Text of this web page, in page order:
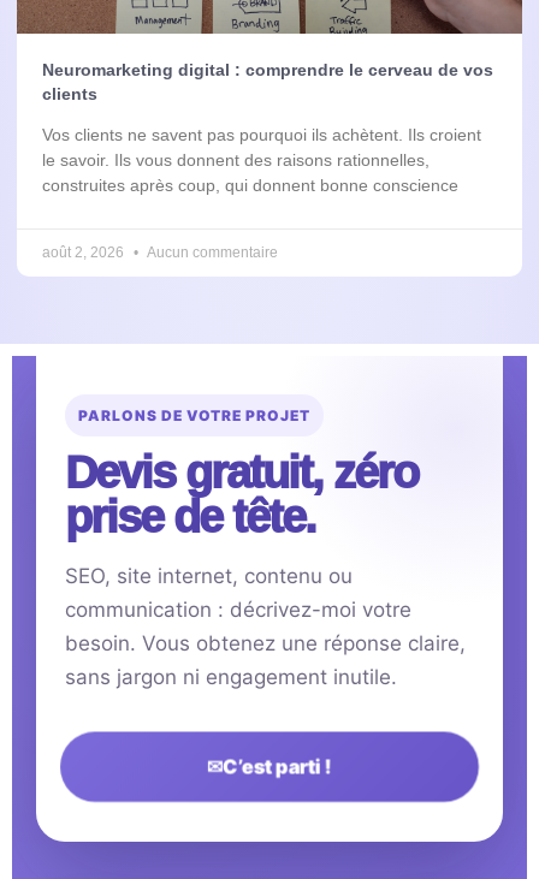
Neuromarketing digital : comprendre le cerveau de vos
clients
Vos clients ne savent pas pourquoi ils achètent. Ils croient
le savoir. Ils vous donnent des raisons rationnelles,
construites après coup, qui donnent bonne conscience
août 2, 2026 Aucun commentaire
PARLONS DE VOTRE PROJET
Devis gratuit, zéro
prise de tête.
SEO, site internet, contenu ou
communication : décrivez-moi votre
besoin. Vous obtenez une réponse claire,
sans jargon ni engagement inutile.
✉C’est parti !